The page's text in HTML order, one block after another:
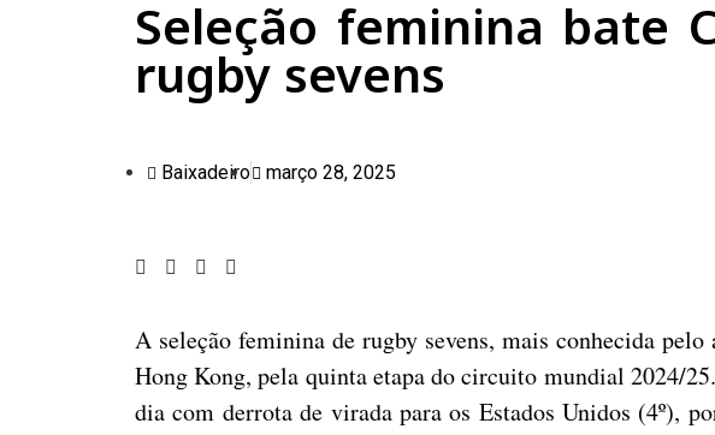
Seleção feminina bate
rugby sevens
Baixadeiro março 28, 2025
A seleção feminina de rugby sevens, mais conhecida
Hong Kong, pela quinta etapa do circuito mundial 2024/
dia com derrota de virada para os Estados Unidos (4º),